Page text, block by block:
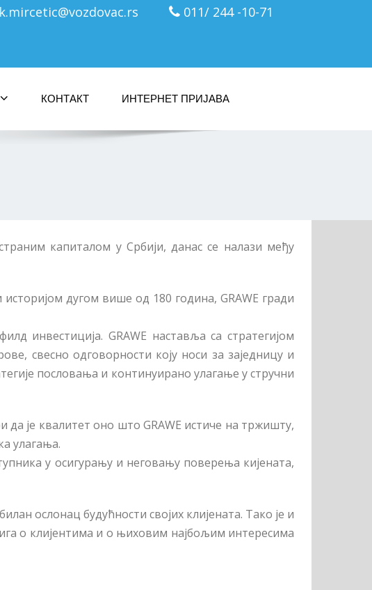
011/ 244 -10-71
КОНТАКТ ИНТЕРНЕТ ПРИЈАВА
капиталом у Србији, данас се налази међу
дугом више од 180 година, GRAWЕ гради
инвестиција. GRАWЕ наставља са стратегијом
свесно одговорности коју носи за заједницу и
пословања и континуирано улагање у стручни
да је квалитет оно што GRАWЕ истиче на тржишту,
улагања.
у осигурању и неговању поверења кијената,
ослонац будућности својих клијената. Тако је и
о клијентима и о њиховим најбољим интересима